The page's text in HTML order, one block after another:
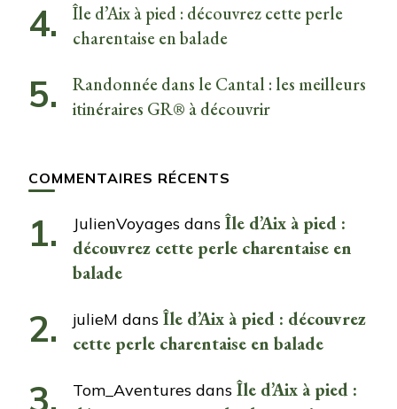
Île d’Aix à pied : découvrez cette perle
charentaise en balade
Randonnée dans le Cantal : les meilleurs
itinéraires GR® à découvrir
COMMENTAIRES RÉCENTS
JulienVoyages dans Île d’Aix à pied :
découvrez cette perle charentaise en
balade
julieM dans Île d’Aix à pied : découvrez
cette perle charentaise en balade
Tom_Aventures dans Île d’Aix à pied :